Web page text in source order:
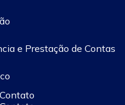
e Prestação de Contas